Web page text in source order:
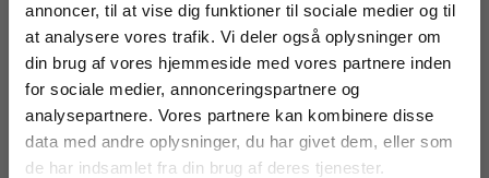
annoncer, til at vise dig funktioner til sociale medier og til
at analysere vores trafik. Vi deler også oplysninger om
din brug af vores hjemmeside med vores partnere inden
for sociale medier, annonceringspartnere og
analysepartnere. Vores partnere kan kombinere disse
data med andre oplysninger, du har givet dem, eller som
de har indsamlet fra din brug af deres tjenester.
Tegneserier og tekstlæninghenvender sig til
studerende og deres undervisere ved danskfaget
på læreruddannelsen samt til dansklærere i
grundskolen.
For privatkunder og
studerende. Du får
vist priser inkl.
For institutioner og
virksomheder. Du
får vist priser ekskl.